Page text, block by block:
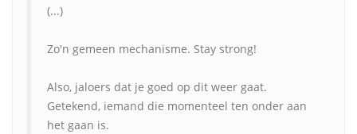
(...)
Zo'n gemeen mechanisme. Stay strong!
Also, jaloers dat je goed op dit weer gaat.
Getekend, iemand die momenteel ten onder aan
het gaan is.